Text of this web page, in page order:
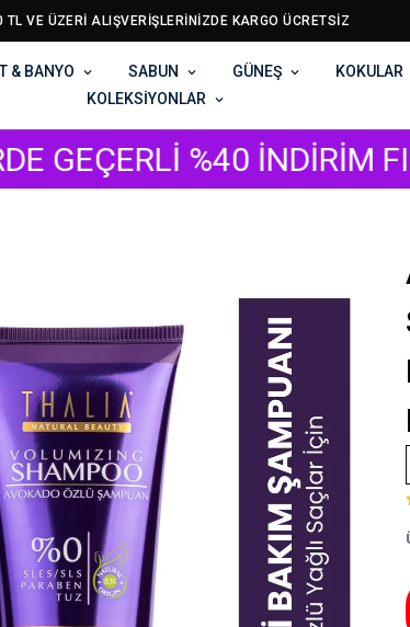
TL VE ÜZERİ ALIŞVERİŞLERİNİZDE KARGO ÜCRETSİZ
& BANYO SABUN GÜNEŞ KOKULAR
KOLEKSİYONLAR
%40 İNDİRİM FIRSATI